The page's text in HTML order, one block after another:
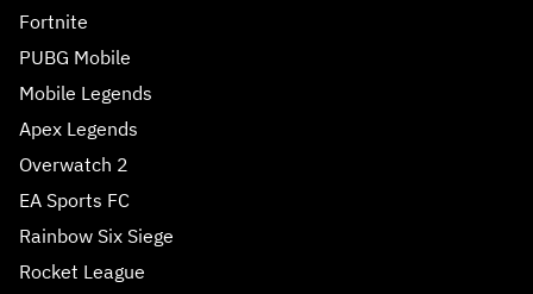
Fortnite
PUBG Mobile
Mobile Legends
Apex Legends
Overwatch 2
EA Sports FC
Rainbow Six Siege
Rocket League